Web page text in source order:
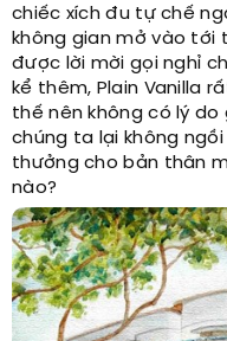
chiếc xích đu tự chế
không gian mở vào tới
được lời mời gọi nghỉ
kể thêm, Plain Vanilla
thế nên không có lý
chúng ta lại không
thưởng cho bản thân
nào?